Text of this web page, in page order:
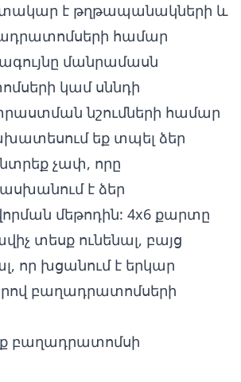
է թղթապանակների և
համար
մանրամասն
կամ սննդի
նշումների համար
եք տպել ձեր
չափ, որը
է ձեր
մեթոդին: 4x6 քարտը
տեսք ունենալ, բայց
որ խցանում է երկար
բաղադրատոմսերի
բաղադրատոմսի